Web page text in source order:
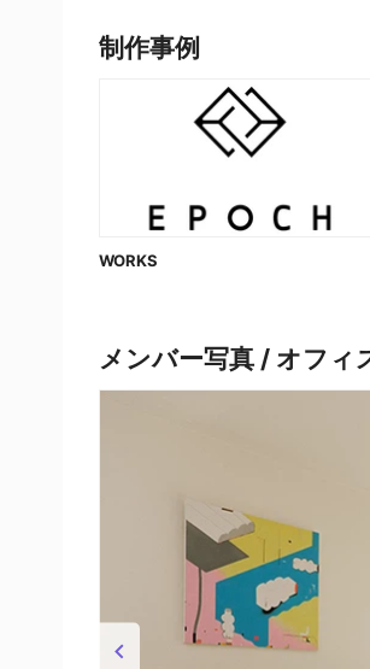
制作事例
WORKS
メンバー写真 / オフィ